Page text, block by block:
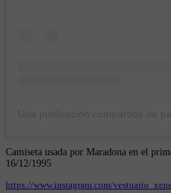
Camiseta usada por Maradona en el
16/12/1995
https://www.instagram.com/